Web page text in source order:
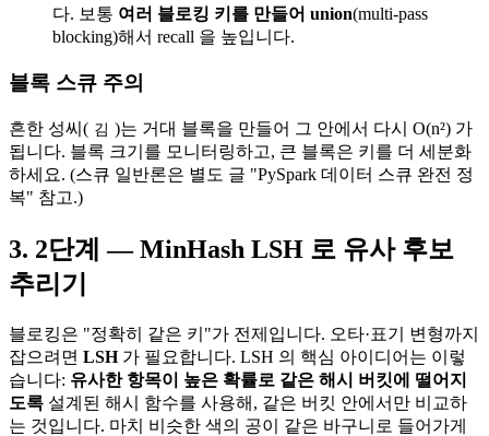
다. 보통 여러 블로킹 키를 만들어 union(multi-pass
blocking)해서 recall 을 높입니다.
블록 스큐 주의
흔한 성씨( 김 )는 거대 블록을 만들어 그 안에서 다시 O(n²) 가
됩니다. 블록 크기를 모니터링하고, 큰 블록은 키를 더 세분화
하세요. (스큐 일반론은 별도 글 "PySpark 데이터 스큐 완전 정
복" 참고.)
3. 2단계 — MinHash LSH 로 유사 후보
추리기
블로킹은 "정확히 같은 키"가 전제입니다. 오타·표기 변형까지
잡으려면 LSH가 필요합니다. LSH 의 핵심 아이디어는 이렇
습니다: 유사한 항목이 높은 확률로 같은 해시 버킷에 떨어지
도록 설계된 해시 함수를 사용해, 같은 버킷 안에서만 비교하
는 것입니다. 마치 비슷한 색의 공이 같은 바구니로 들어가게